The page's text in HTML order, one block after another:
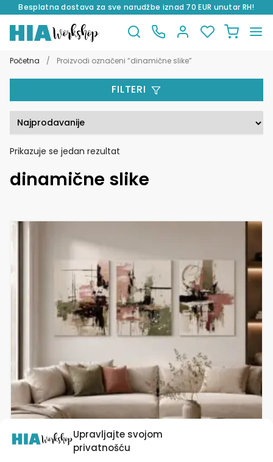
Upravljajte svojom
privatnošću
Besplatna dostava za sve narudžbe iznad 70 EUR unutar RH!
na
do
Početna / Proizvodi označeni “dinamične slike”
Prikazuje se jedan rezultat
dinamične slike
Ovaj
proizvoda
FILTERI